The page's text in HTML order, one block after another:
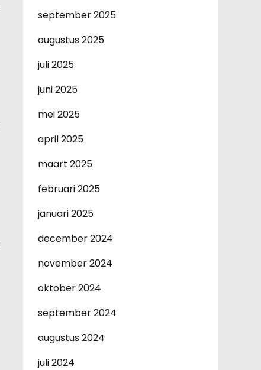
september 2025
augustus 2025
juli 2025
juni 2025
mei 2025
april 2025
maart 2025
februari 2025
januari 2025
december 2024
november 2024
oktober 2024
september 2024
augustus 2024
juli 2024